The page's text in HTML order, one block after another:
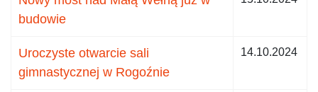
budowie
Uroczyste otwarcie sali
gimnastycznej w Rogoźnie
14.10.2024